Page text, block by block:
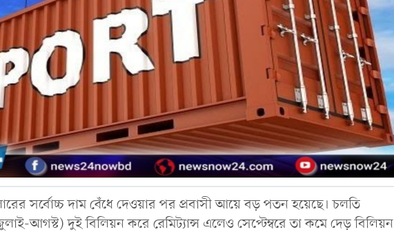
সর্বোচ্চ দাম বেঁধে দেওয়ার পর প্রবাসী আয়ে বড় পতন হয়েছে। চলতি
আগস্ট) দুই বিলিয়ন করে রেমিট্যান্স এলেও সেপ্টেম্বরে তা কমে দেড় বিলিয়ন